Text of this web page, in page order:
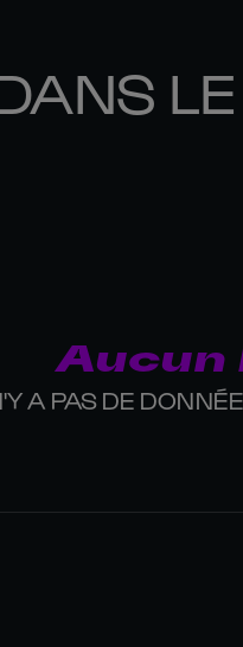
Aucun
A PAS DE